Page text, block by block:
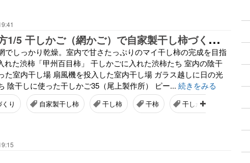
干
し柿の作り方1/5 干しかご（網かご）で自家製干し柿づくり開始！
でしっかり乾燥。室内で甘さたっぷりのマイ干し柿の完成を目指
れた渋柿「甲州百目柿」 干しかごに入れた渋柿たち 室内の陰干
た室内干し場 扇風機を投入した室内干し場 ガラス越しに日の光
陰干しに使った干しかご35（尾上製作所） ピー... 続きをみる
り 自家製干し柿 干し柿 干柿 干しかご